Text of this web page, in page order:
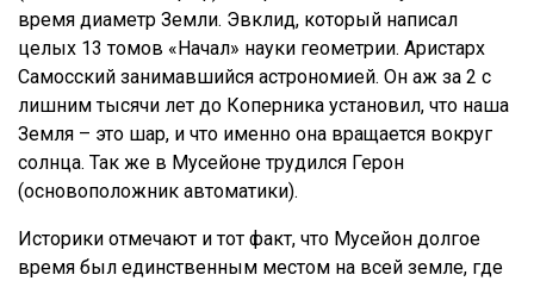
время диаметр Земли. Эвклид, который написал
целых 13 томов «Начал» науки геометрии. Аристарх
Самосский занимавшийся астрономией. Он аж за 2 с
лишним тысячи лет до Коперника установил, что наша
Земля – это шар, и что именно она вращается вокруг
солнца. Так же в Мусейоне трудился Герон
(основоположник автоматики).
Историки отмечают и тот факт, что Мусейон долгое
время был единственным местом на всей земле, где